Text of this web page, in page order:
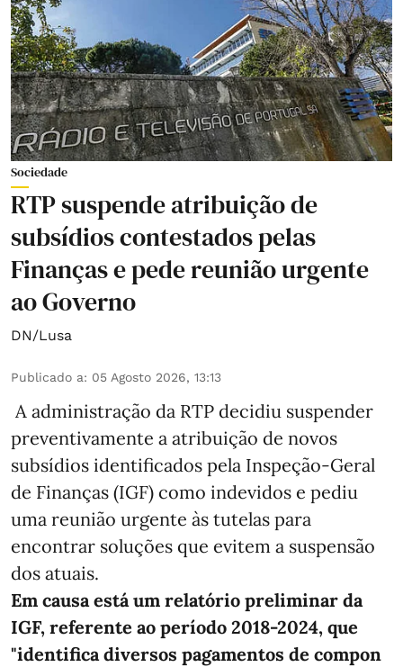
Sociedade
RTP suspende atribuição de
subsídios contestados pelas
Finanças e pede reunião urgente
ao Governo
DN/Lusa
Publicado a: 05 Agosto 2026, 13:13
A administração da RTP decidiu suspender
preventivamente a atribuição de novos
subsídios identificados pela Inspeção-Geral
de Finanças (IGF) como indevidos e pediu
uma reunião urgente às tutelas para
encontrar soluções que evitem a suspensão
dos atuais.
Em causa está um relatório preliminar da
IGF, referente ao período 2018-2024, que
"identifica diversos pagamentos de compon